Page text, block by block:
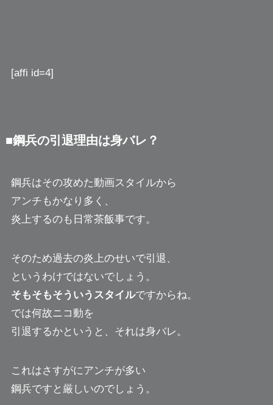
[affi id=4]
■鋼兵の引退理由は身バレ？
鋼兵はその攻めた動画スタイルから
アンチもかなり多く、
炎上するのも日常茶飯事です。
そのため過去の炎上のせいで引退、
というわけではないでしょう。
そもそもそういうスタイルですからね。
では何故ニコ動を
引退するかというと、それは身バレ。
これはさすがにアンチが多い
鋼兵ですと厳しいのでしょう。